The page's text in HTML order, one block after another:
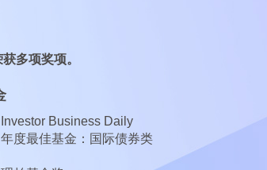
多项奖项。
Investor Business Daily
年度最佳基金：国际债券类